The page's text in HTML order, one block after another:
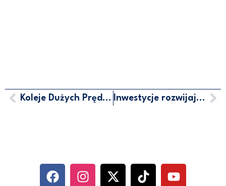
Koleje Dużych Prędkości Sieradz-Poznań Inwestycje rozwijające Polskę